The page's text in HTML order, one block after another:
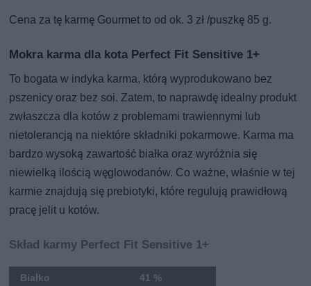
Cena za tę karmę Gourmet to od ok. 3 zł /puszkę 85 g.
Mokra karma dla kota Perfect Fit Sensitive 1+
To bogata w indyka karma, którą wyprodukowano bez
pszenicy oraz bez soi. Zatem, to naprawdę idealny produkt
zwłaszcza dla kotów z problemami trawiennymi lub
nietolerancją na niektóre składniki pokarmowe. Karma ma
bardzo wysoką zawartość białka oraz wyróżnia się
niewielką ilością węglowodanów. Co ważne, właśnie w tej
karmie znajdują się prebiotyki, które regulują prawidłową
pracę jelit u kotów.
Skład karmy Perfect Fit Sensitive 1+
Białko
41 %